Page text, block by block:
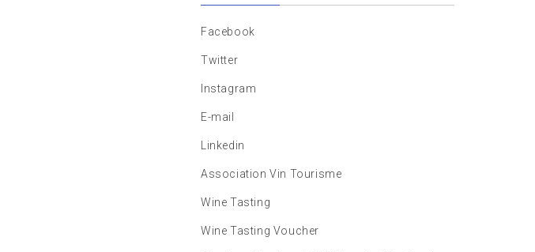
Facebook
Twitter
Instagram
E-mail
Linkedin
Association Vin Tourisme
Wine Tasting
Wine Tasting Voucher